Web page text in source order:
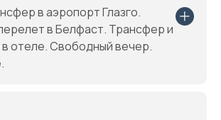
в аэропорт Глазго.
в Белфаст. Трансфер и
отеле. Свободный вечер.